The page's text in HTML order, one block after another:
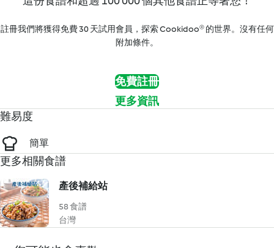
註冊我們將獲得免費 30 天試用會員，探索 Cookidoo® 的世界。沒有任何
附加條件。
免費註冊
更多資訊
難易度
簡單
更多相關食譜
產後補給站
58 食譜
台灣